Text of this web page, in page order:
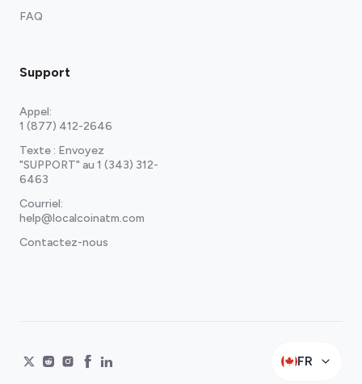
FAQ
Support
Appel:
1 (877) 412-2646
Texte : Envoyez
"SUPPORT" au 1 (343) 312-
6463
Courriel:
help@localcoinatm.com
Contactez-nous
FR